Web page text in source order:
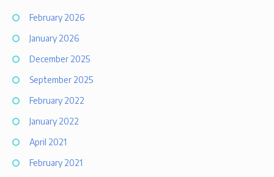
February 2026
January 2026
December 2025
September 2025
February 2022
January 2022
April 2021
February 2021